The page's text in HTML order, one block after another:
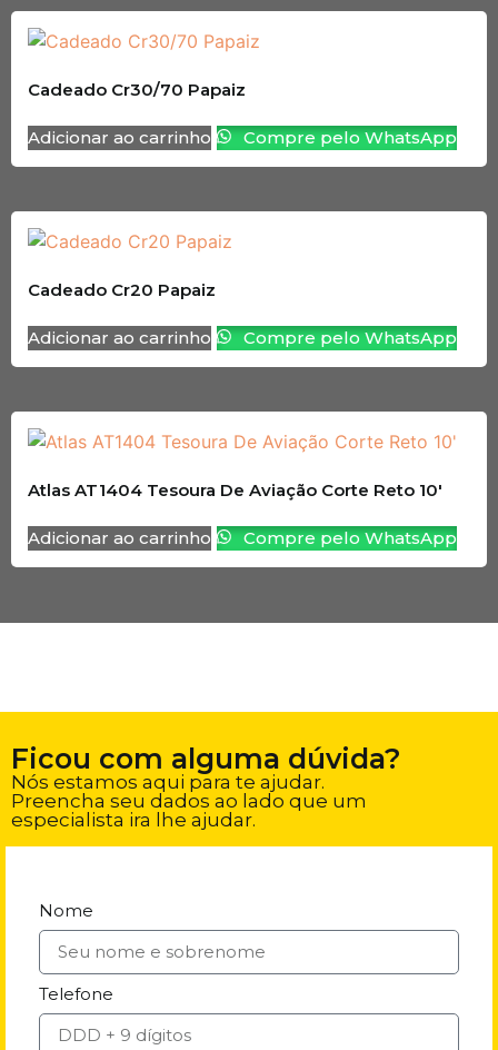
Cadeado Cr30/70 Papaiz
Adicionar ao carrinho Compre pelo WhatsApp
Cadeado Cr20 Papaiz
Adicionar ao carrinho Compre pelo WhatsApp
Atlas AT1404 Tesoura De Aviação Corte Reto 10′
Adicionar ao carrinho Compre pelo WhatsApp
Ficou com alguma dúvida?
Nós estamos aqui para te ajudar.
Preencha seu dados ao lado que um
especialista ira lhe ajudar.
Nome
Telefone